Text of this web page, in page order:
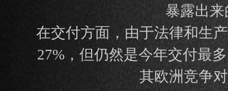
暴露出
在交付方面，由于法律和生
27%，但仍然是今年交付最
其欧洲竞争